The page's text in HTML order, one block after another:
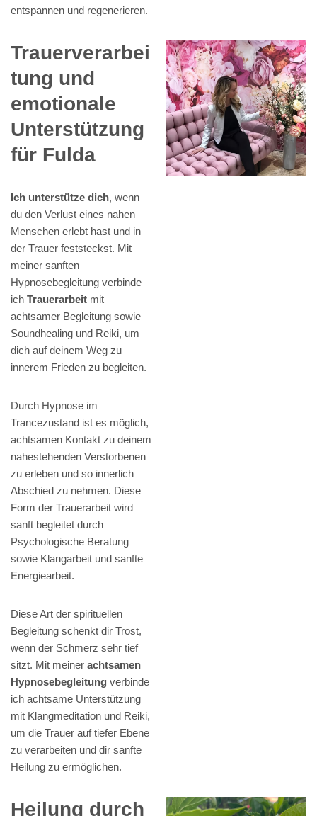
entspannen und regenerieren.
Trauerverarbei
tung und
emotionale
Unterstützung
für Fulda
Ich unterstütze dich, wenn
du den Verlust eines nahen
Menschen erlebt hast und in
der Trauer feststeckst. Mit
meiner sanften
Hypnosebegleitung verbinde
ich Trauerarbeit mit
achtsamer Begleitung sowie
Soundhealing und Reiki, um
dich auf deinem Weg zu
innerem Frieden zu begleiten.
Durch Hypnose im
Trancezustand ist es möglich,
achtsamen Kontakt zu deinem
nahestehenden Verstorbenen
zu erleben und so innerlich
Abschied zu nehmen. Diese
Form der Trauerarbeit wird
sanft begleitet durch
Psychologische Beratung
sowie Klangarbeit und sanfte
Energiearbeit.
Diese Art der spirituellen
Begleitung schenkt dir Trost,
wenn der Schmerz sehr tief
sitzt. Mit meiner achtsamen
Hypnosebegleitung verbinde
ich achtsame Unterstützung
mit Klangmeditation und Reiki,
um die Trauer auf tiefer Ebene
zu verarbeiten und dir sanfte
Heilung zu ermöglichen.
Heilung durch